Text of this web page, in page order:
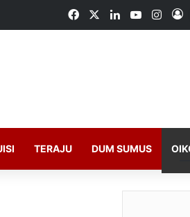
FacebookLinkedInYouTube
TERAJU DUM SUMUS